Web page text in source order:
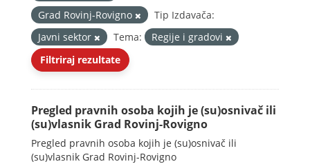
Grad Rovinj-Rovigno
Tip Izdavača:
Javni sektor
Tema:
Regije i gradovi
Filtriraj rezultate
Pregled pravnih osoba kojih je (su)osnivač ili
(su)vlasnik Grad Rovinj-Rovigno
Pregled pravnih osoba kojih je (su)osnivač ili
(su)vlasnik Grad Rovinj-Rovigno